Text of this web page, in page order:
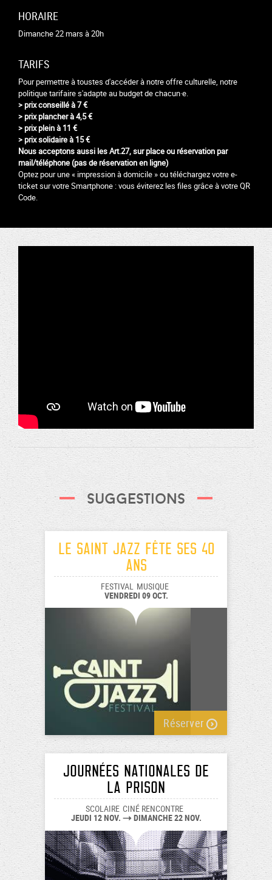
HORAIRE
Dimanche 22 mars à 20h
TARIFS
Pour permettre à toustes d'accéder à notre offre culturelle, notre
politique tarifaire s'adapte au budget de chacun·e.
> prix conseillé à 7 €
> prix plancher à 4,5 €
> prix plein à 11 €
> prix solidaire à 15 €
Nous acceptons aussi les Art.27,sur place ou réservation par
mail/téléphone (pas de réservation en ligne)
Optez pour une « impression à domicile » ou téléchargez votre e-
ticket sur votre Smartphone : vous éviterez les files grâce à votre QR
Code.
Suggestions
Le Saint Jazz fête ses 40
ans
FESTIVAL MUSIQUE
VENDREDI 09 OCT.
Réserver
Journées nationales de
la prison
SCOLAIRE CINÉ RENCONTRE
JEUDI 12 NOV. DIMANCHE 22 NOV.